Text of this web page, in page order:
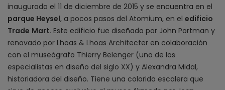
inaugurado el 11 de diciembre de 2015 y se encuentra en el
parque Heysel, a pocos pasos del Atomium, en el edificio
Trade Mart. Este edificio fue diseñado por John Portman y
renovado por Lhoas & Lhoas Architecter en colaboración
con el museógrafo Thierry Belenger (uno de los
especialistas en diseño del siglo XX) y Alexandra Midal,
historiadora del diseño. Tiene una colorida escalera que